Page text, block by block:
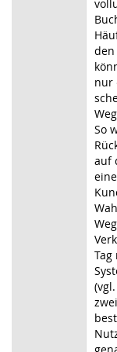
den
nur
So
auf